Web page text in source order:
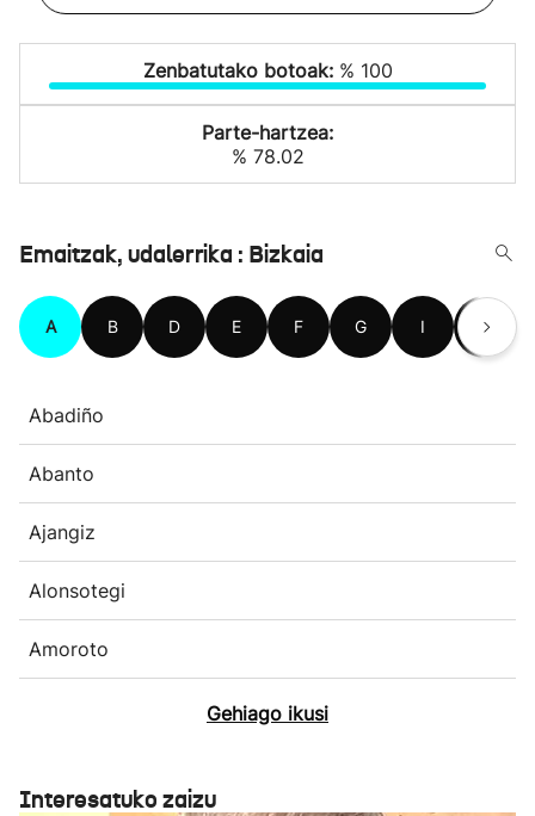
Zenbatutako botoak: % 100
Parte-hartzea:
% 78.02
Emaitzak, udalerrika : Bizkaia
A B D E F G I J
Abadiño
Abanto
Ajangiz
Alonsotegi
Amoroto
Gehiago ikusi
Interesatuko zaizu